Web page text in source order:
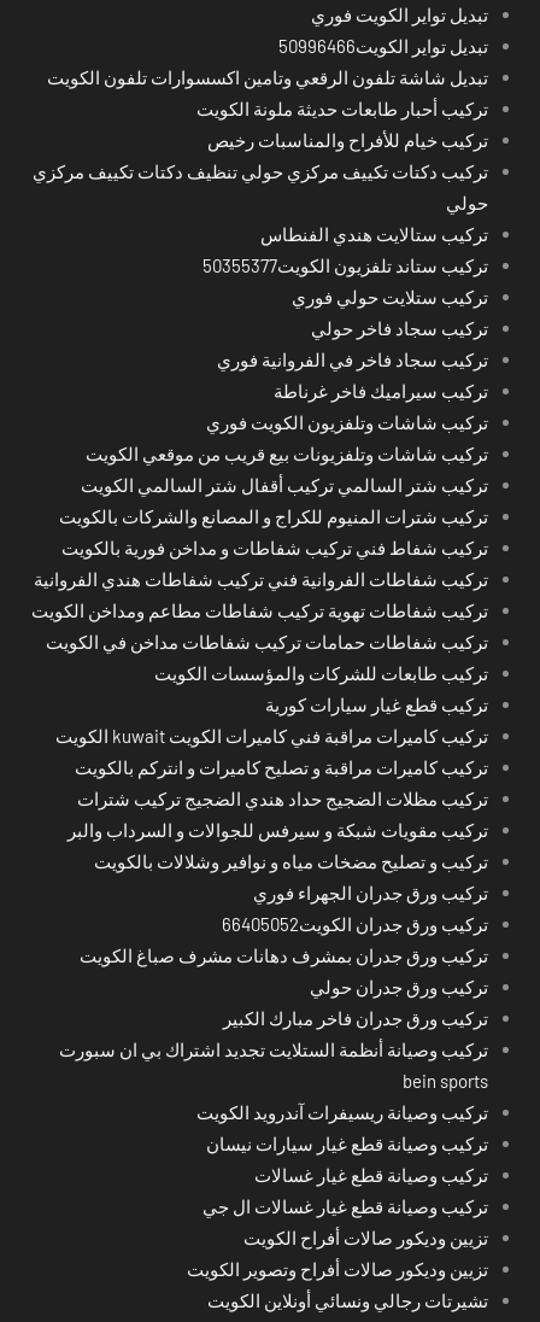
تبديل تواير الكويت فوري
تبديل تواير الكويت50996466
تبديل شاشة تلفون الرقعي وتامين اكسسوارات تلفون الكويت
تركيب أحبار طابعات حديثة ملونة الكويت
تركيب خيام للأفراح والمناسبات رخيص
تركيب دكتات تكييف مركزي حولي تنظيف دكتات تكييف مركزي
حولي
تركيب ستالايت هندي الفنطاس
تركيب ستاند تلفزيون الكويت50355377
تركيب ستلايت حولي فوري
تركيب سجاد فاخر حولي
تركيب سجاد فاخر في الفروانية فوري
تركيب سيراميك فاخر غرناطة
تركيب شاشات وتلفزيون الكويت فوري
تركيب شاشات وتلفزيونات بيع قريب من موقعي الكويت
تركيب شتر السالمي تركيب أقفال شتر السالمي الكويت
تركيب شترات المنيوم للكراج و المصانع والشركات بالكويت
تركيب شفاط فني تركيب شفاطات و مداخن فورية بالكويت
تركيب شفاطات الفروانية فني تركيب شفاطات هندي الفروانية
تركيب شفاطات تهوية تركيب شفاطات مطاعم ومداخن الكويت
تركيب شفاطات حمامات تركيب شفاطات مداخن في الكويت
تركيب طابعات للشركات والمؤسسات الكويت
تركيب قطع غيار سيارات كورية
تركيب كاميرات مراقبة فني كاميرات الكويت kuwait الكويت
تركيب كاميرات مراقبة و تصليح كاميرات و انتركم بالكويت
تركيب مظلات الضجيج حداد هندي الضجيج تركيب شترات
تركيب مقويات شبكة و سيرفس للجوالات و السرداب والبر
تركيب و تصليح مضخات مياه و نوافير وشلالات بالكويت
تركيب ورق جدران الجهراء فوري
تركيب ورق جدران الكويت66405052
تركيب ورق جدران بمشرف دهانات مشرف صباغ الكويت
تركيب ورق جدران حولي
تركيب ورق جدران فاخر مبارك الكبير
تركيب وصيانة أنظمة الستلايت تجديد اشتراك بي ان سبورت
bein sports
تركيب وصيانة ريسيفرات آندرويد الكويت
تركيب وصيانة قطع غيار سيارات نيسان
تركيب وصيانة قطع غيار غسالات
تركيب وصيانة قطع غيار غسالات ال جي
تزيين وديكور صالات أفراح الكويت
تزيين وديكور صالات أفراح وتصوير الكويت
تشيرتات رجالي ونسائي أونلاين الكويت